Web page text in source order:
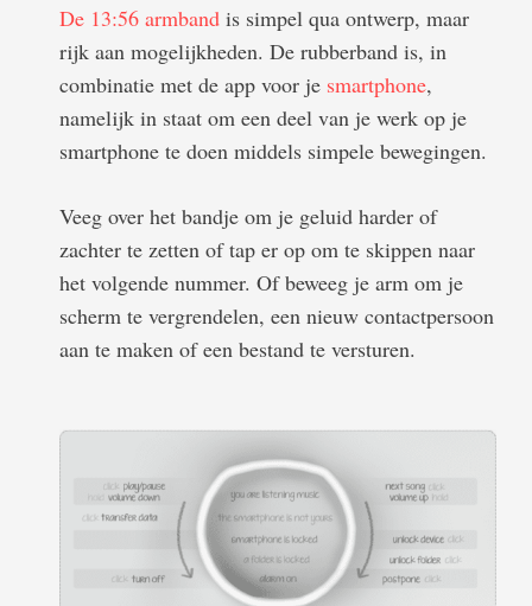
De 13:56 armband is simpel qua ontwerp, maar
rijk aan mogelijkheden. De rubberband is, in
combinatie met de app voor je smartphone,
namelijk in staat om een deel van je werk op je
smartphone te doen middels simpele bewegingen.
Veeg over het bandje om je geluid harder of
zachter te zetten of tap er op om te skippen naar
het volgende nummer. Of beweeg je arm om je
scherm te vergrendelen, een nieuw contactpersoon
aan te maken of een bestand te versturen.